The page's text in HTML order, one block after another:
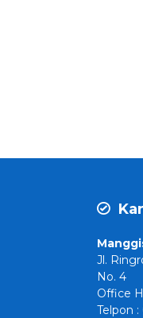
Jl.
No. 4
Office
Telpon :